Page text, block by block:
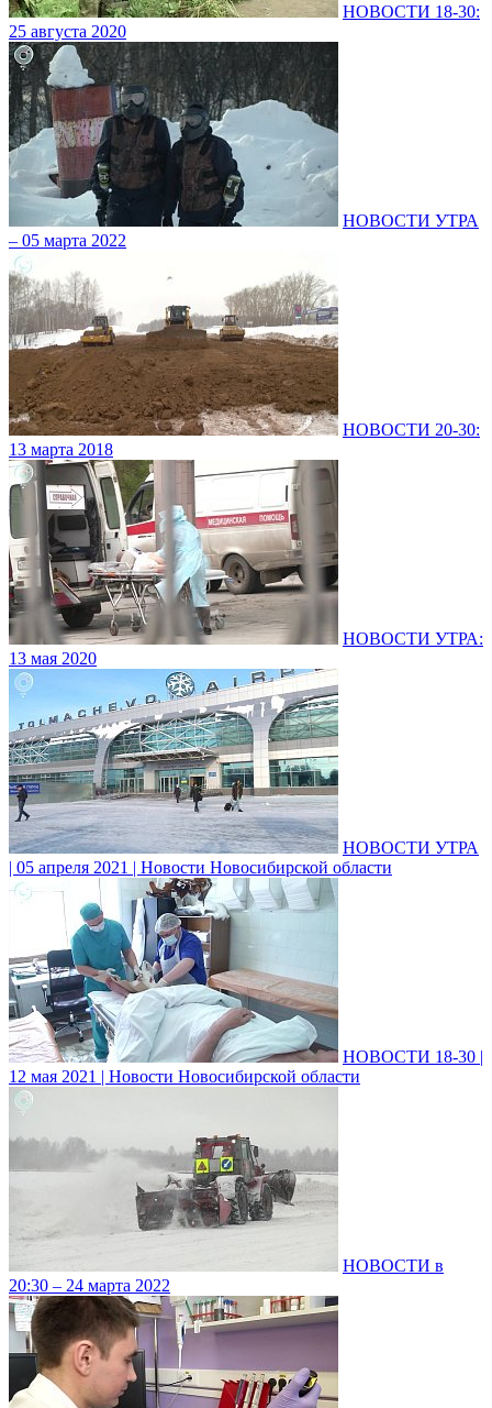
НОВОСТИ 18-30:
25 августа 2020
НОВОСТИ УТРА
– 05 марта 2022
НОВОСТИ 20-30:
13 марта 2018
НОВОСТИ УТРА:
13 мая 2020
НОВОСТИ УТРА
| 05 апреля 2021 | Новости Новосибирской области
НОВОСТИ 18-30 |
12 мая 2021 | Новости Новосибирской области
НОВОСТИ в
20:30 – 24 марта 2022